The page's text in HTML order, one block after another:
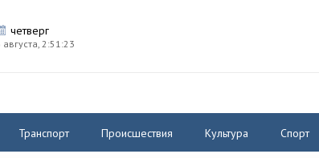
четверг
августа, 2:51:23
Транспорт Происшествия Культура Спорт